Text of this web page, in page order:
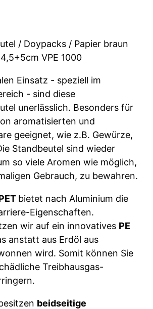
/ Doypacks / Papier braun
VPE 1000
Einsatz - speziell im
- sind diese
unerlässlich. Besonders für
aromatisierten und
geeignet, wie z.B. Gewürze,
Standbeutel sind wieder
so viele Aromen wie möglich,
Gebrauch, zu bewahren.
bietet nach Aluminium die
Eigenschaften.
wir auf ein innovatives PE
anstatt aus Erdöl aus
wird. Somit können Sie
Treibhausgas-
beidseitige